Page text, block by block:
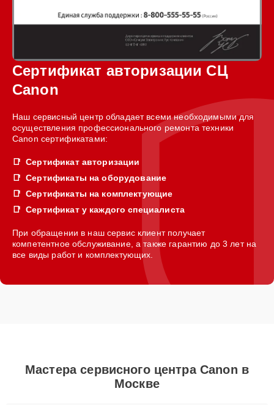
Сертификат авторизации СЦ
Canon
Наш сервисный центр обладает всеми необходимыми для
осуществления профессионального ремонта техники
Canon сертификатами:
Сертификат авторизации
Сертификаты на оборудование
Сертификаты на комплектующие
Сертификат у каждого специалиста
При обращении в наш сервис клиент получает
компетентное обслуживание, а также гарантию до 3 лет на
все виды работ и комплектующих.
Мастера сервисного центра Canon в
Москве